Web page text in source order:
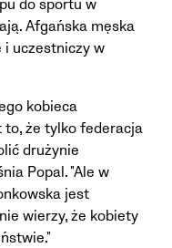
do sportu w
Afgańska męska
uczestniczy w
kobieca
to, że tylko federacja
drużynie
Popal. "Ale w
jest
wierzy, że kobiety